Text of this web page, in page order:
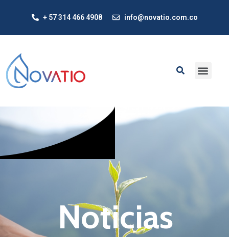
+ 57 314 466 4908 info@novatio.com.co
Noticias